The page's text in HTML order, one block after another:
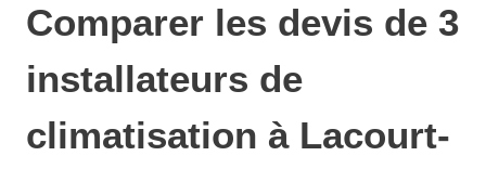
Comparer les devis de 3
installateurs de
climatisation à Lacourt-